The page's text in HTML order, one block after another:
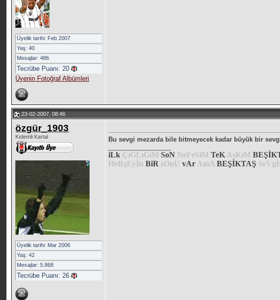
Üyelik tarihi: Feb 2007
Yaş: 40
Mesajlar: 486
Tecrübe Puanı:20
Üyenin Fotoğraf Albümleri
23-02-2007, 08:46
özgür_1903
Kıdemli Kartal
Üyelik tarihi: Mar 2006
Yaş: 42
Mesajlar: 5.868
Tecrübe Puanı:26
Bu sevgi mezarda bile bitmeyecek kadar büyük bir
iLk ÇıĞLıĞıM SoN NeFeSiM TeK AşKıM
HeRşEyİn BiR sOnU vAr AmA BEŞİKTAŞ